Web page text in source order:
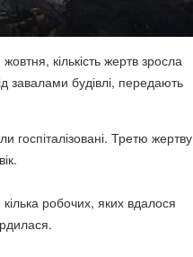
кількість жертв зросла
завалами будівлі, передають
Третю жертву
робочих, яких вдалося